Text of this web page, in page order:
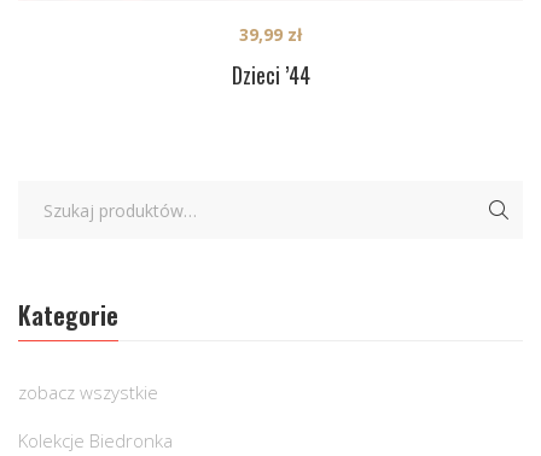
Dzieci ’44
39,99 zł
Kategorie
zobacz wszystkie
Kolekcje Biedronka